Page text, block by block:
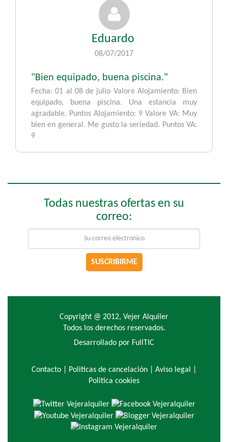
Eduardo
08/07/2017
"Bien equipado, buena piscina."
Fecha: 01 al 08 de julio Valore Alojamiento: Bien
equipado, buena piscina. Una estancia muy
agradable. Puntos Alojamiento: 9 Valore VA: Muy
bien en general. Me gusto la seriedad. Puntos VA:
9
Todas nuestras ofertas en su
correo:
SUSCRIBIRME
Copyright @ 2012, Vejer Alquiler
Todos los derechos reservados.
Desarrollado por FullTIC
Contacto Politicas de cancelación |
Aviso legal |
Politica cookies